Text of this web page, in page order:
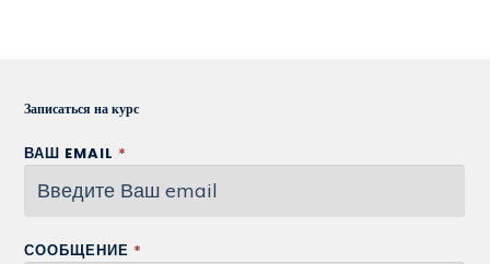
Записаться на курс
ВАШ EMAIL *
СООБЩЕНИЕ *